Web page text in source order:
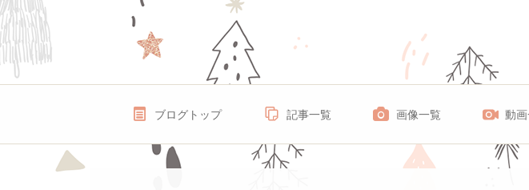
ブログトップ 記事一覧 画像一覧 動